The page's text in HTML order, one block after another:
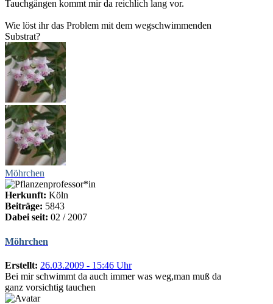
Tauchgängen kommt mir da reichlich lang vor.
Wie löst ihr das Problem mit dem wegschwimmenden
Substrat?
Möhrchen
Herkunft: Köln
Beiträge: 5843
Dabei seit: 02 / 2007
Möhrchen
Erstellt: 26.03.2009 - 15:46 Uhr
Bei mir schwimmt da auch immer was weg,man muß da
ganz vorsichtig tauchen